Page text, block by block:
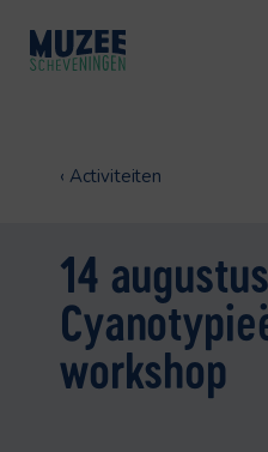
‹ Activiteiten
14
workshop